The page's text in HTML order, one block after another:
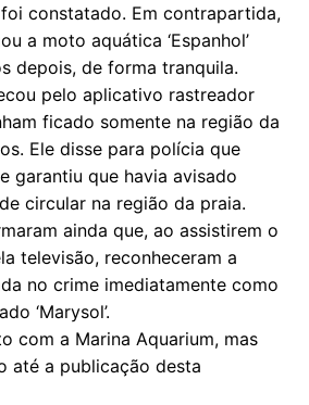
constatado. Em contrapartida,
a moto aquática ‘Espanhol’
depois, de forma tranquila.
pelo aplicativo rastreador
ficado somente na região da
Ele disse para polícia que
garantiu que havia avisado
circular na região da praia.
ainda que, ao assistirem o
televisão, reconheceram a
no crime imediatamente como
‘Marysol’.
com a Marina Aquarium, mas
até a publicação desta